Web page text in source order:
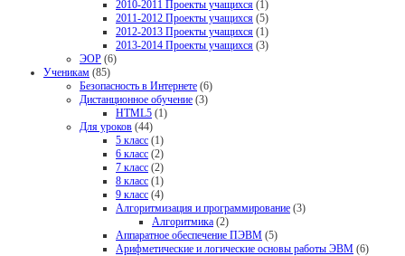
2010-2011 Проекты учащихся (1)
2011-2012 Проекты учащихся (5)
2012-2013 Проекты учащихся (1)
2013-2014 Проекты учащихся (3)
ЭОР (6)
Ученикам (85)
Безопасность в Интернете (6)
Дистанционное обучение (3)
HTML5 (1)
Для уроков (44)
5 класс (1)
6 класс (2)
7 класс (2)
8 класс (1)
9 класс (4)
Алгоритмизация и программирование (3)
Алгоритмика (2)
Аппаратное обеспечение ПЭВМ (5)
Арифметические и логические основы работы ЭВМ (6)